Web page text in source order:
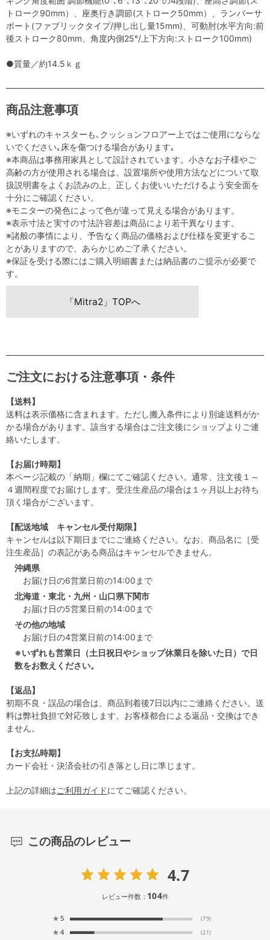
トローク90mm）、座奥行き調節(ストローク50mm）、ランバーサ
ポート(ファブリックタイプ/押し出し量15mm)、可動肘(水平方向:前
後ストローク80mm、角度内側25°/上下方向:ストローク100mm)
●質量／約14.5ｋｇ
商品注意事項
※いずれのキャスターも､クッションフロアー上ではご使用にならな
いでください｡床を傷つける場合があります｡
※本商品は事務用家具として設計されています。小さなお子様やご
高齢の方が使用される場合は、設置場所や使用方法などについて取
扱説明書をよくお読みの上、正しくお使いいただけるよう安全面を
十分にご確認ください。
※モニターの発色によって色が違って見える場合があります。
※表示寸法と実寸の寸法許容差は商品により若干異なります。
※諸般の事情により、予告なく商品の価格および仕様を変更するこ
とがありますので、あらかじめご了承ください。
※保証を受ける際にはご購入明細書または納品書のご提示が必要で
す。
「Mitra2」TOPへ
ご注文における注意事項・条件
【送料】
送料は表示価格に含まれます。ただし搬入条件により別途送料がか
かる場合があります。該当する場合はご注文後にショップよりご連
絡いたします。
【お届け時期】
本ページ記載の「納期」欄にてご確認ください。通常、注文後１～
４週間程度でお届けします。受注生産品の場合は１ヶ月以上お待ち
頂く場合がございます。
【配送地域 キャンセル受付期限】
キャンセルは以下期日までにご連絡ください。なお、商品名に［受
注生産品］の表記がある商品はキャンセルできません。
沖縄県
お届け日の6営業日前の14:00まで
北海道・東北・九州・山口県下関市
お届け日の5営業日前の14:00まで
その他の地域
お届け日の4営業日前の14:00まで
※いずれも営業日（土日祝日やショップ休業日を除いた日）で日
数をお数えください。
【返品】
初期不良・誤品の場合は、商品到着後7日以内にご連絡ください。送
料は弊社負担で対応致します。お客様都合による返品・交換はでき
ません。
【お支払時期】
カード会社・決済会社の引き落とし日に準じます。
上記の詳細はご利用ガイドにてご確認ください。
この商品のレビュー
4.7
レビュー件数： 104件
★ 5 (79)
★ 4 (21)